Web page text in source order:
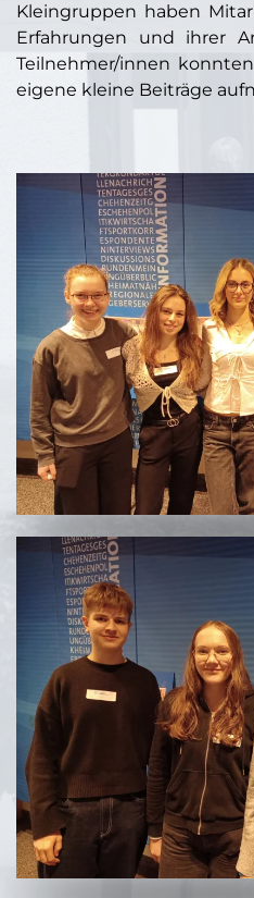
Kleingruppen haben
Erfahrungen und ihrer
Teilnehmer/innen
eigene kleine Beiträge